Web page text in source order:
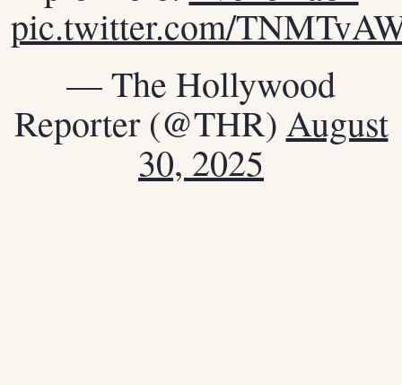
pic.twitter.com/
— The Hollywood
Reporter (@THR) August
30, 2025